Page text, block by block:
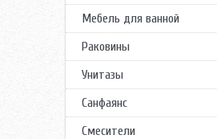
Мебель для ванной
Раковины
Унитазы
Санфаянс
Смесители